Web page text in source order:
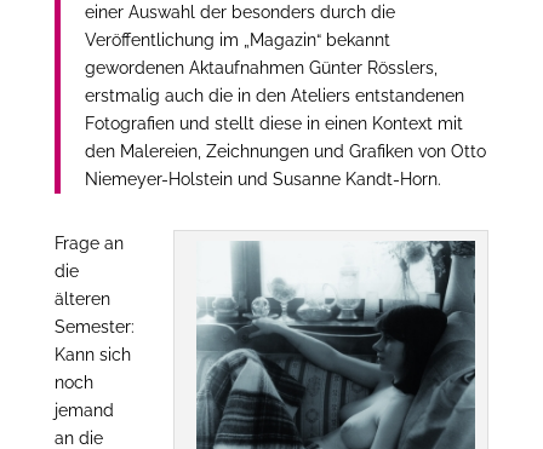
einer Auswahl der besonders durch die
Veröffentlichung im „Magazin“ bekannt
gewordenen Aktaufnahmen Günter Rösslers,
erstmalig auch die in den Ateliers entstandenen
Fotografien und stellt diese in einen Kontext mit
den Malereien, Zeichnungen und Grafiken von Otto
Niemeyer-Holstein und Susanne Kandt-Horn.
Frage an
die
älteren
Semester:
Kann sich
noch
jemand
an die